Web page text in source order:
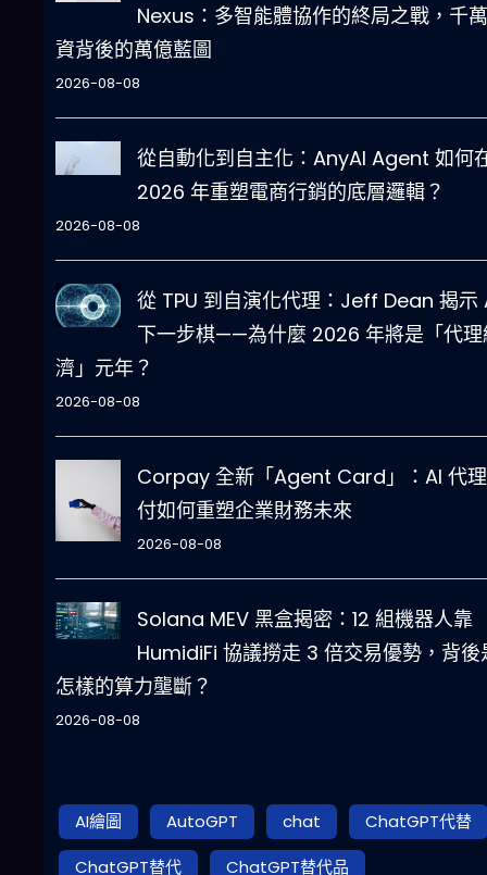
Nexus：多智能體協作的終局之戰，千
資背後的萬億藍圖
2026-08-08
從自動化到自主化：AnyAI Agent 如何
2026 年重塑電商行銷的底層邏輯？
2026-08-08
從 TPU 到自演化代理：Jeff Dean 揭示
下一步棋——為什麼 2026 年將是「代理
濟」元年？
2026-08-08
Corpay 全新「Agent Card」：AI 代
付如何重塑企業財務未來
2026-08-08
Solana MEV 黑盒揭密：12 組機器人靠
HumidiFi 協議撈走 3 倍交易優勢，背後
怎樣的算力壟斷？
2026-08-08
AI繪圖 AutoGPT chat
ChatGPT代替
ChatGPT替代
ChatGPT替代品